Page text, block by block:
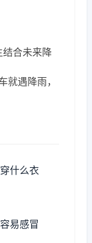
结合未来降
就遇降雨，
什么衣
易感冒